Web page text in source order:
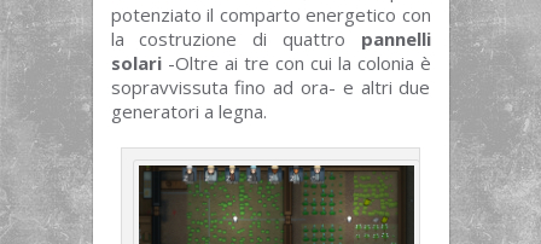
potenziato il comparto energetico con
la costruzione di quattro pannelli
solari-Oltre ai tre con cui la colonia è
sopravvissuta fino ad ora- e altri due
generatori a legna.